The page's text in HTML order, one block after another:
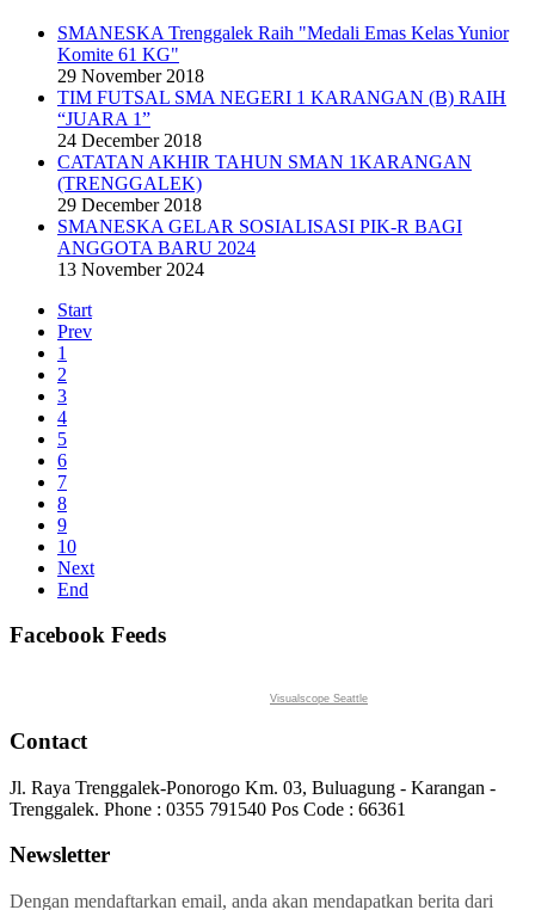
SMANESKA Trenggalek Raih "Medali Emas Kelas Yunior
Komite 61 KG"
29 November 2018
TIM FUTSAL SMA NEGERI 1 KARANGAN (B) RAIH
“JUARA 1”
24 December 2018
CATATAN AKHIR TAHUN SMAN 1KARANGAN
(TRENGGALEK)
29 December 2018
SMANESKA GELAR SOSIALISASI PIK-R BAGI
ANGGOTA BARU 2024
13 November 2024
Start
Prev
1
2
3
4
5
6
7
8
9
10
Next
End
Facebook Feeds
Visualscope Seattle
Contact
Jl. Raya Trenggalek-Ponorogo Km. 03, Buluagung - Karangan -
Trenggalek. Phone : 0355 791540 Pos Code : 66361
Newsletter
Dengan mendaftarkan email, anda akan mendapatkan berita dari